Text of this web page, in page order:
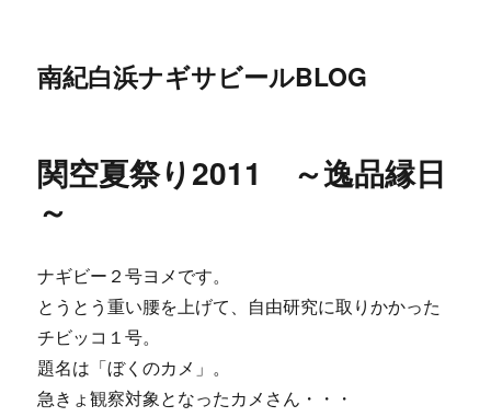
南紀白浜ナギサビールBLOG
関空夏祭り2011 ～逸品縁日
～
ナギビー２号ヨメです。
とうとう重い腰を上げて、自由研究に取りかかった
チビッコ１号。
題名は「ぼくのカメ」。
急きょ観察対象となったカメさん・・・